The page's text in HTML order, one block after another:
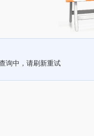
询中，请刷新重试